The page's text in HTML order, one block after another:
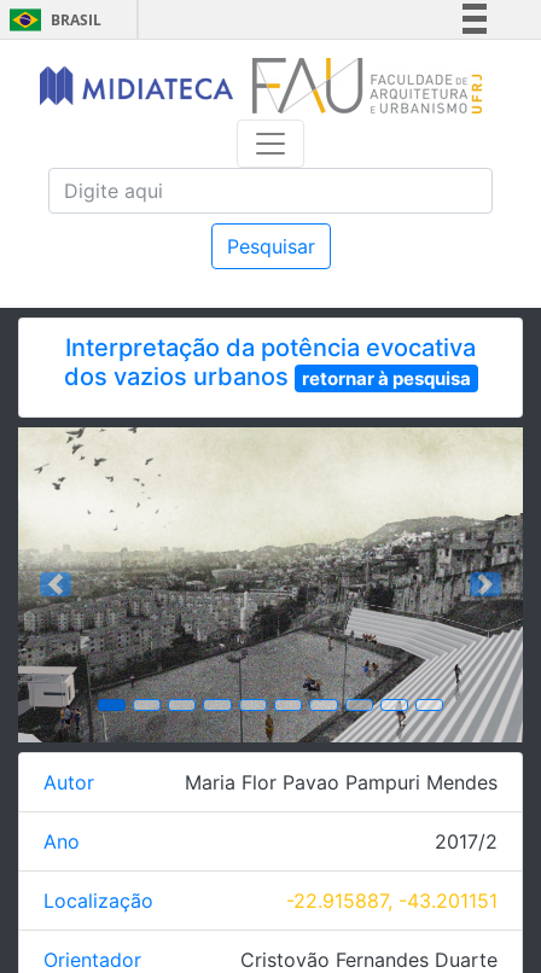
BRASIL
Simplifique!
Comunica BR
Acesso à informação
Pesquisar
Interpretação da potência evocativa
dos vazios urbanos
retornar à pesquisa
Previous Next
Autor Maria Flor Pavao Pampuri Mendes
Ano 2017/2
Localização -22.915887, -43.201151
Orientador Cristovão Fernandes Duarte